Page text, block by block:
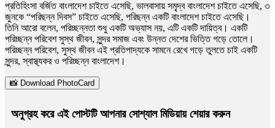
প্রতিহিংসা বর্জিত বাংলাদেশ চাইতে এসেছি, ভালবাসায় সমৃ্দ্ব বাংলাদেশ চাইতে এসেছি, ৩
জুনকে “পরিছন্ন দিবস” চাইতে এসেছি, পরিছন্ন একটি বাংলাদেশ চাইতে এসেছি।
তিনি আরো বলেন, পরিচ্ছন্নতা শুধু একটি অভ্যাস নয়, এটি একটি দায়িত্ব। একটি
পরিচ্ছন্ন পরিবেশ সুস্থ জীবন, সুন্দর সমাজ এবং উন্নত দেশের ভিত্তি গড়ে তোলে।
পরিচ্ছন্ন পরিবেশ, সুস্থ জীবন এই প্রতিপাদ্যকে সামনে রেখে গড়ে তুলতে চাই একটি
সুন্দর, স্বাস্থ্যকর ও পরিচ্ছন্ন বাংলাদেশ।
📸 Download PhotoCard
অনুগ্রহ করে এই পোস্টটি আপনার সোশ্যাল মিডিয়ায় শেয়ার করুন